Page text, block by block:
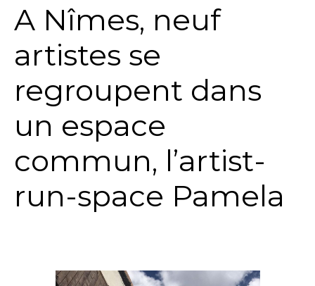
A Nîmes, neuf
artistes se
regroupent dans
un espace
commun, l’artist-
run-space Pamela